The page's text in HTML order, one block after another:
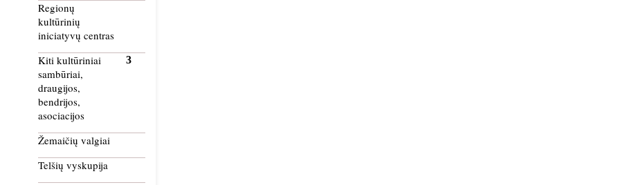
Regionų
kultūrinių
iniciatyvų centras
Kiti kultūriniai
sambūriai,
draugijos,
bendrijos,
asociacijos
Žemaičių valgiai
Telšių vyskupija